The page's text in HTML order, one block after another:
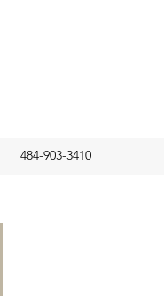
484-903-3410